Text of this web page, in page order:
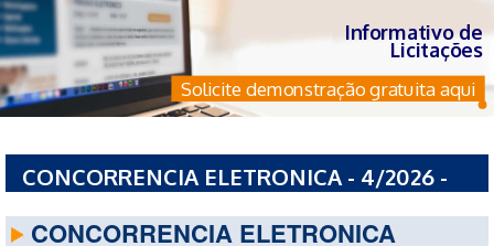
Informativo de
Licitações
Solicite demonstração gratuita aqui
CONCORRENCIA ELETRONICA - 4/2026 -
CONCORRENCIA ELETRONICA